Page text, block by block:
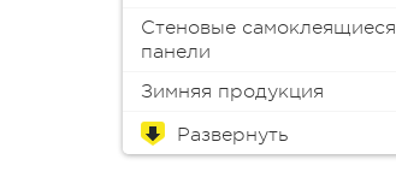
Стеновые самоклеящиеся
панели
Зимняя продукция
Обои
Краска для мебели
Краски
Эмали
Пропитки
Аэрозоли
Масло
Колеры (пигменты)
Лаки
Антиплесень
Грунтовки
Защитные составы
Герметики
Монтажная пена
Шпатлевки
Клеи
Мастика
Растворители и смывки
Материалы для
реставрации
Инструменты
Распродажа